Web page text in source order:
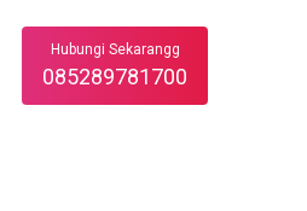
Hubungi Sekarangg
085289781700